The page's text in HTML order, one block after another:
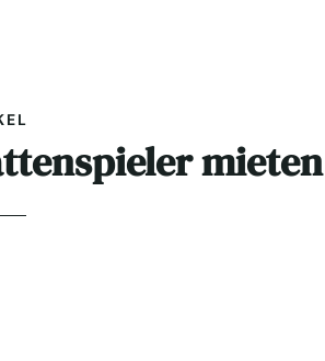
mieten